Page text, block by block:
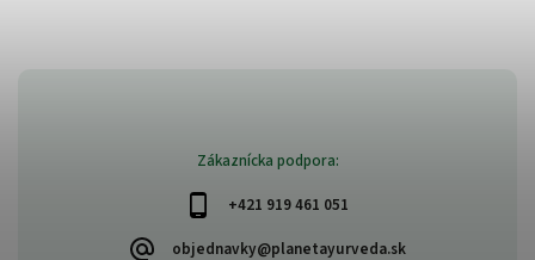
Zákaznícka podpora:
+421 919 461 051
objednavky@planetayurveda.sk